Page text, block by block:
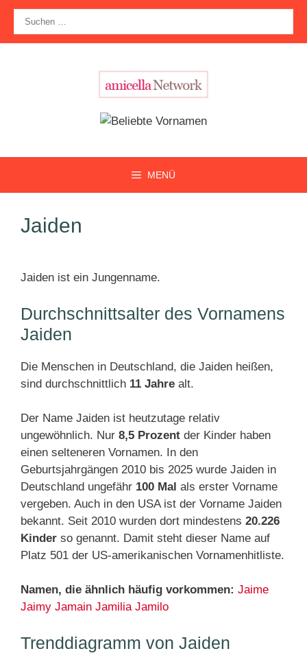
Zum
Inhalt
springen
nach:
MENÜ
Jaiden
Jaiden ist ein Jungenname.
Durchschnittsalter des Vornamens
Jaiden
Die Menschen in Deutschland, die Jaiden heißen,
sind durchschnittlich 11 Jahre alt.
Der Name Jaiden ist heutzutage relativ
ungewöhnlich. Nur 8,5 Prozent der Kinder haben
einen selteneren Vornamen. In den
Geburtsjahrgängen 2010 bis 2025 wurde Jaiden in
Deutschland ungefähr 100 Mal als erster Vorname
vergeben. Auch in den USA ist der Vorname Jaiden
bekannt. Seit 2010 wurden dort mindestens 20.226
Kinder so genannt. Damit steht dieser Name auf
Platz 501 der US-amerikanischen Vornamenhitliste.
Namen, die ähnlich häufig vorkommen: Jaime
Jaimy Jamain Jamilia Jamilo
Trenddiagramm von Jaiden